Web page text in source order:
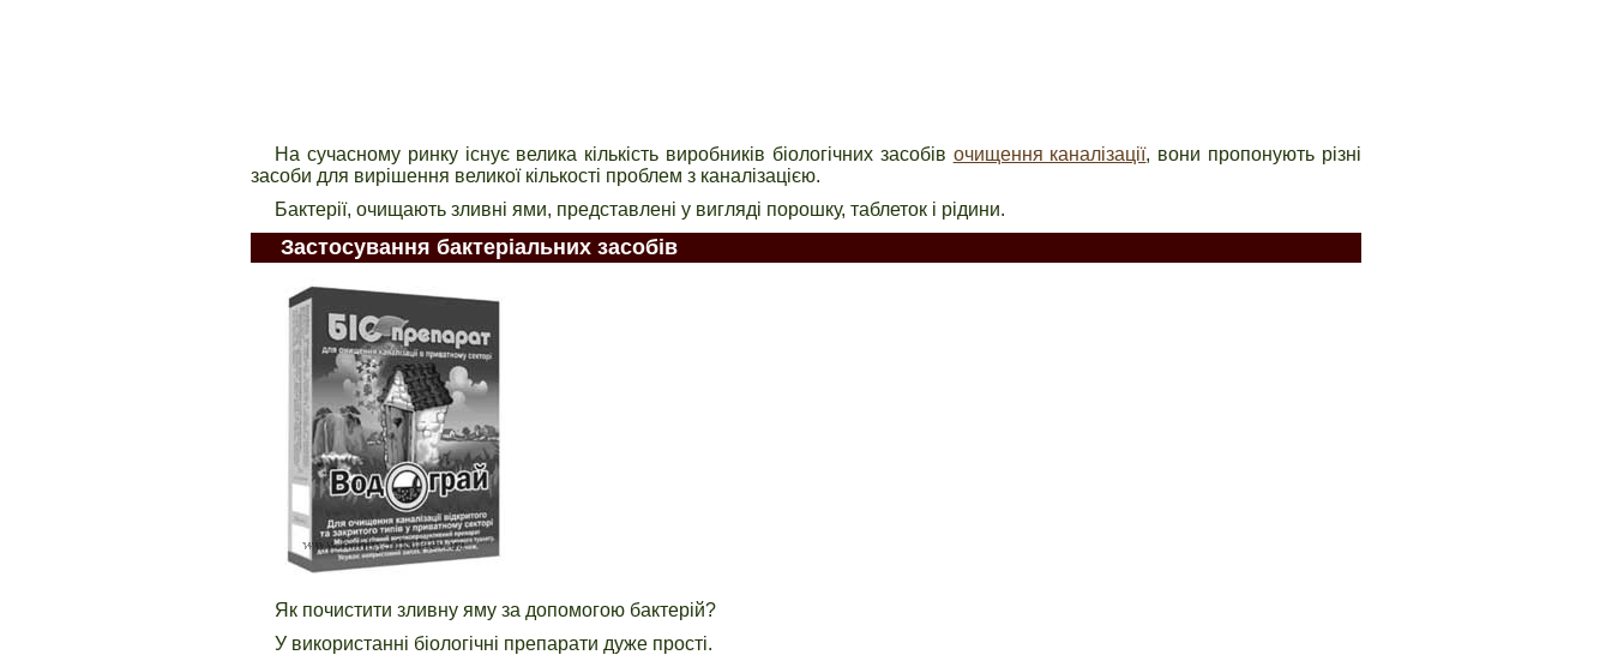
На сучасному ринку існує велика кількість виробників біологічних засобів очищення каналізації, вони пропонують різні
засоби для вирішення великої кількості проблем з каналізацією.
Бактерії, очищають зливні ями, представлені у вигляді порошку, таблеток і рідини.
Застосування бактеріальних засобів
Як почистити зливну яму за допомогою бактерій?
У використанні біологічні препарати дуже прості.